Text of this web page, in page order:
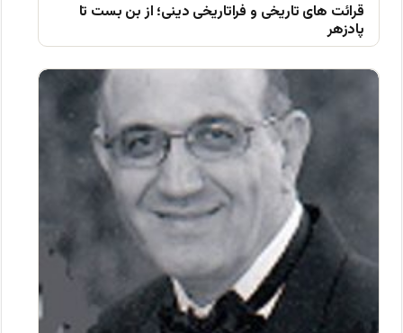
قرائت های تاریخی و فراتاریخی دینی؛ از بن بست تا
پادزهر